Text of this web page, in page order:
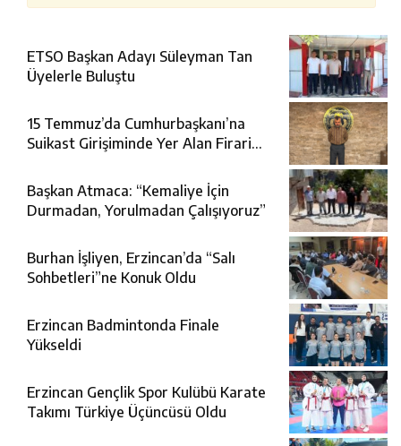
ETSO Başkan Adayı Süleyman Tan
Üyelerle Buluştu
15 Temmuz’da Cumhurbaşkanı’na
Suikast Girişiminde Yer Alan Firari
Başkan Atmaca: “Kemaliye İçin
Durmadan, Yorulmadan Çalışıyoruz”
Burhan İşliyen, Erzincan’da “Salı
Sohbetleri”ne Konuk Oldu
Erzincan Badmintonda Finale
Yükseldi
Erzincan Gençlik Spor Kulübü Karate
Takımı Türkiye Üçüncüsü Oldu